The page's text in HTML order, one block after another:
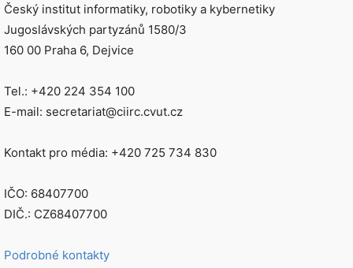
Český institut informatiky, robotiky a kybernetiky
Jugoslávských partyzánů 1580/3
160 00 Praha 6, Dejvice
Tel.: +420 224 354 100
E-mail: secretariat@ciirc.cvut.cz
Kontakt pro média: +420 725 734 830
IČO: 68407700
DIČ.: CZ68407700
Podrobné kontakty